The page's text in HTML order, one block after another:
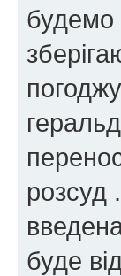
будемо
розсуд
буде